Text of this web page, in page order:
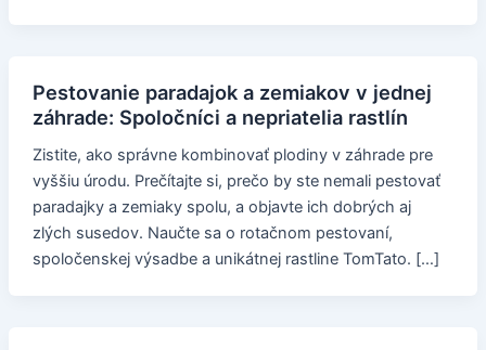
Pestovanie paradajok a zemiakov v jednej
záhrade: Spoločníci a nepriatelia rastlín
Zistite, ako správne kombinovať plodiny v záhrade pre
vyššiu úrodu. Prečítajte si, prečo by ste nemali pestovať
paradajky a zemiaky spolu, a objavte ich dobrých aj
zlých susedov. Naučte sa o rotačnom pestovaní,
spoločenskej výsadbe a unikátnej rastline TomTato. […]